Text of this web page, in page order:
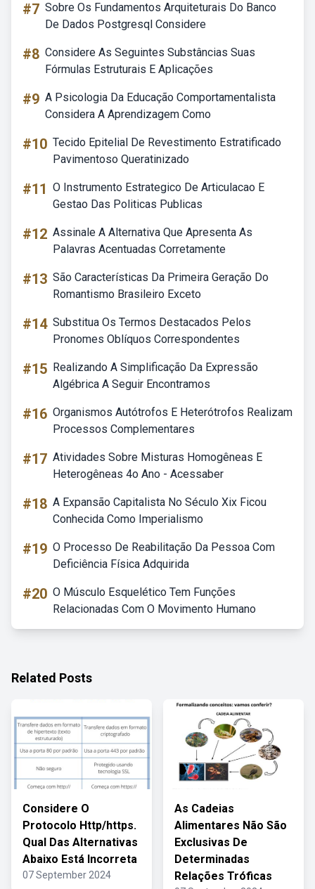
#7 Sobre Os Fundamentos Arquiteturais Do Banco
De Dados Postgresql Considere
#8 Considere As Seguintes Substâncias Suas
Fórmulas Estruturais E Aplicações
#9 A Psicologia Da Educação Comportamentalista
Considera A Aprendizagem Como
#10 Tecido Epitelial De Revestimento Estratificado
Pavimentoso Queratinizado
#11 O Instrumento Estrategico De Articulacao E
Gestao Das Politicas Publicas
#12 Assinale A Alternativa Que Apresenta As
Palavras Acentuadas Corretamente
#13 São Características Da Primeira Geração Do
Romantismo Brasileiro Exceto
#14 Substitua Os Termos Destacados Pelos
Pronomes Oblíquos Correspondentes
#15 Realizando A Simplificação Da Expressão
Algébrica A Seguir Encontramos
#16 Organismos Autótrofos E Heterótrofos Realizam
Processos Complementares
#17 Atividades Sobre Misturas Homogêneas E
Heterogêneas 4o Ano - Acessaber
#18 A Expansão Capitalista No Século Xix Ficou
Conhecida Como Imperialismo
#19 O Processo De Reabilitação Da Pessoa Com
Deficiência Física Adquirida
#20 O Músculo Esquelético Tem Funções
Relacionadas Com O Movimento Humano
Related Posts
Considere O
Protocolo Http/https.
Qual Das Alternativas
Abaixo Está Incorreta
07 September 2024
As Cadeias
Alimentares Não São
Exclusivas De
Determinadas
Relações Tróficas